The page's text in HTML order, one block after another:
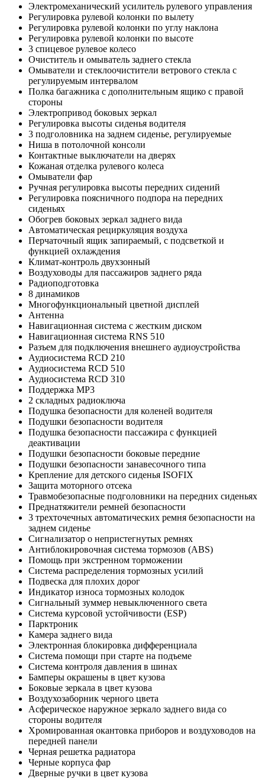
Электромеханический усилитель рулевого управления
Регулировка рулевой колонки по вылету
Регулировка рулевой колонки по углу наклона
Регулировка рулевой колонки по высоте
3 спицевое рулевое колесо
Очиститель и омыватель заднего стекла
Омыватели и стеклоочистители ветрового стекла с
регулируемым интервалом
Полка багажника с дополнительным ящико с правой
стороны
Электропривод боковых зеркал
Регулировка высоты сиденья водителя
3 подголовника на заднем сиденье, регулируемые
Ниша в потолочной консоли
Контактные выключатели на дверях
Кожаная отделка рулевого колеса
Омыватели фар
Ручная регулировка высоты передних сидений
Регулировка поясничного подпора на передних
сиденьях
Обогрев боковых зеркал заднего вида
Автоматическая рециркуляция воздуха
Перчаточный ящик запираемый, с подсветкой и
функцией охлаждения
Климат-контроль двухзонный
Воздуховоды для пассажиров заднего ряда
Радиоподготовка
8 динамиков
Многофункциональный цветной дисплей
Антенна
Навигационная система с жестким диском
Навигационная система RNS 510
Разъем для подключения внешнего аудиоустройства
Аудиосистема RCD 210
Аудиосистема RCD 510
Аудиосистема RCD 310
Поддержка MP3
2 складных радиоключа
Подушка безопасности для коленей водителя
Подушки безопасности водителя
Подушка безопасности пассажира с функцией
деактивации
Подушки безопасности боковые передние
Подушки безопасности занавесочного типа
Крепление для детского сиденья ISOFIX
Защита моторного отсека
Травмобезопасные подголовники на передних сиденьях
Преднатяжители ремней безопасности
3 трехточечных автоматических ремня безопасности на
заднем сиденье
Сигнализатор о непристегнутых ремнях
Антиблокировочная система тормозов (ABS)
Помощь при экстренном торможении
Система распределения тормозных усилий
Подвеска для плохих дорог
Индикатор износа тормозных колодок
Сигнальный зуммер невыключенного света
Система курсовой устойчивости (ESP)
Парктроник
Камера заднего вида
Электронная блокировка дифференциала
Система помощи при старте на подъеме
Система контроля давления в шинах
Бамперы окрашены в цвет кузова
Боковые зеркала в цвет кузова
Воздухозаборник черного цвета
Асферическое наружное зеркало заднего вида со
стороны водителя
Хромированная окантовка приборов и воздуховодов на
передней панели
Черная решетка радиатора
Черные корпуса фар
Дверные ручки в цвет кузова